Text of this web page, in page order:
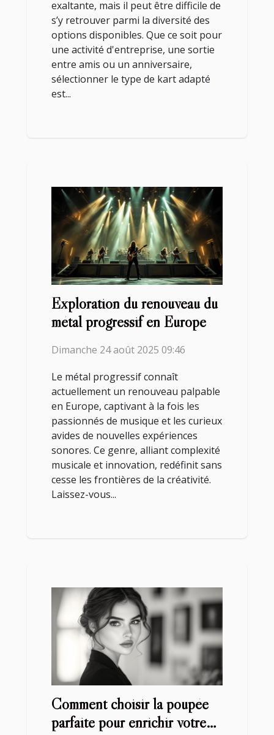
exaltante, mais il peut être difficile de
s’y retrouver parmi la diversité des
options disponibles. Que ce soit pour
une activité d'entreprise, une sortie
entre amis ou un anniversaire,
sélectionner le type de kart adapté
est...
Exploration du renouveau du
métal progressif en Europe
Dimanche 24 août 2025 09:46
Le métal progressif connaît
actuellement un renouveau palpable
en Europe, captivant à la fois les
passionnés de musique et les curieux
avides de nouvelles expériences
sonores. Ce genre, alliant complexité
musicale et innovation, redéfinit sans
cesse les frontières de la créativité.
Laissez-vous...
Comment choisir la poupée
parfaite pour enrichir votre